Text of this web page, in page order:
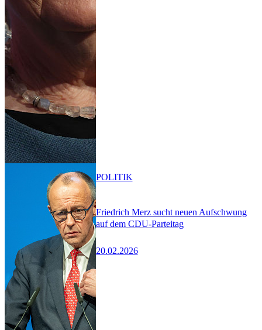
Friedrich Merz sucht neuen Aufschwung
auf dem CDU-Parteitag
20.02.2026
POLITIK